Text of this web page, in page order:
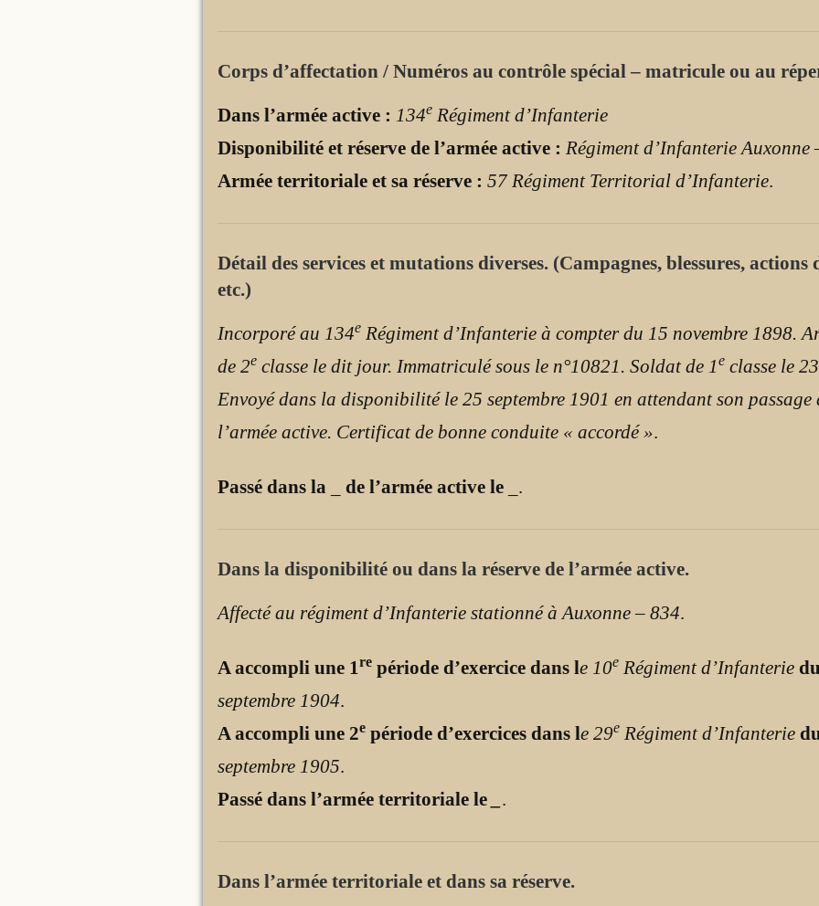
Corps d’affectation / Numéros au contrôle spécial – matricule ou au
Dans l’armée active : 134e Régiment d’Infanterie
Disponibilité et réserve de l’armée active : Régiment d’Infanterie Auxonne
Armée territoriale et sa réserve : 57 Régiment Territorial d’Infanterie
Détail des services et mutations diverses. (Campagnes, blessures, actions
etc.)
Incorporé au 134e Régiment d’Infanterie à compter du 15 novembre 1898.
de 2e classe le dit jour. Immatriculé sous le n°10821. Soldat de 1e classe le
Envoyé dans la disponibilité le 25 septembre 1901 en attendant son passage
l’armée active. Certificat de bonne conduite « accordé »
Passé dans la de l’armée active le
Dans la disponibilité ou dans la réserve de l’armée active.
Affecté au régiment d’Infanterie stationné à Auxonne – 834
A accompli une 1 re période d’exercice dans le 10e Régiment d’Infanterie du
septembre 1904
A accompli une 2e période d’exercices dans le 29e Régiment d’Infanterie
septembre 1905
Passé dans l’armée territoriale le
Dans l’armée territoriale et dans sa réserve.